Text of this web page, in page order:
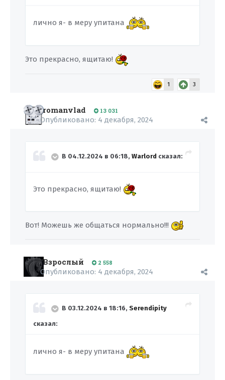
лично я- в меру упитана
Это прекрасно, ящитаю!
1 3
romanvlad 13 031
Опубликовано: 4 декабря, 2024
В 04.12.2024 в 06:18, Warlord сказал:
Это прекрасно, ящитаю!
Вот! Можешь же общаться нормально!!!
Взрослый 2 558
Опубликовано: 4 декабря, 2024
В 03.12.2024 в 18:16, Serendipity
сказал:
лично я- в меру упитана